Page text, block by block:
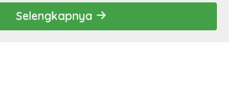
Selengkapnya